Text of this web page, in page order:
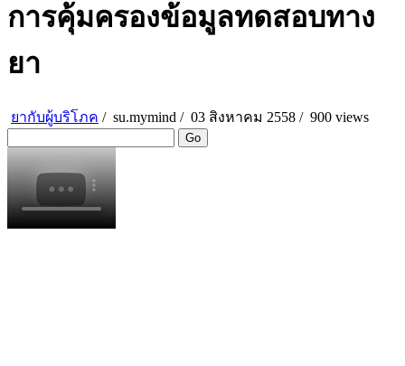
การคุ้มครองข้อมูลทดสอบทาง
ยา
ยากับผู้บริโภค / su.mymind / 03 สิงหาคม 2558 / 900 views
Go